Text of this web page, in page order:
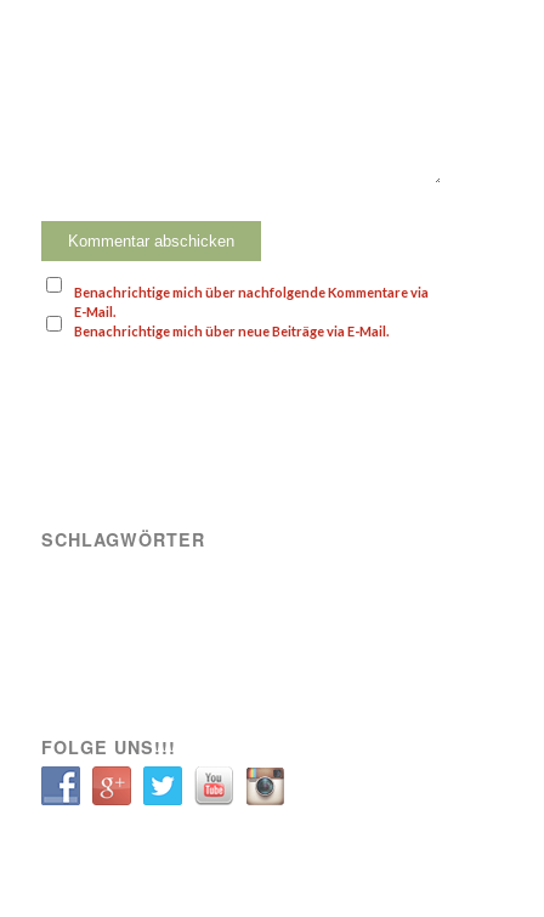
Benachrichtige mich über nachfolgende Kommentare via
E-Mail.
Benachrichtige mich über neue Beiträge via E-Mail.
SCHLAGWÖRTER
FOLGE UNS!!!